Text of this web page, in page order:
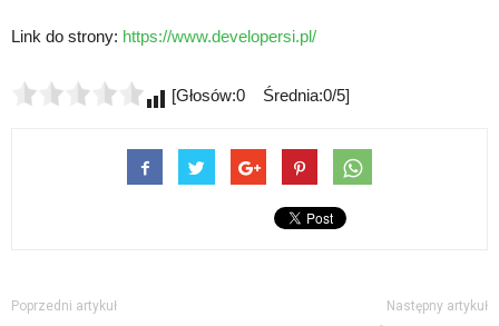
Link do strony: https://www.developersi.pl/
[Głosów:0 Średnia:0/5]
Poprzedni artykuł Następny artykuł